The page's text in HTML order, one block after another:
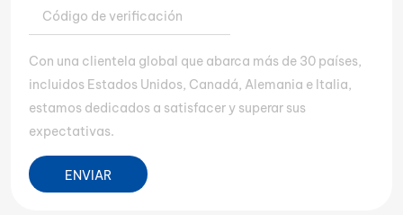
Con una clientela global que abarca más de 30 países,
incluidos Estados Unidos, Canadá, Alemania e Italia,
estamos dedicados a satisfacer y superar sus
expectativas.
ENVIAR